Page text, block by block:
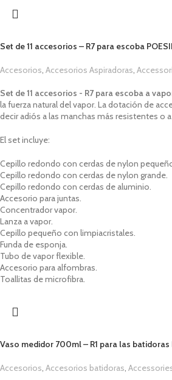
Set de 11 accesorios – R7 para escoba
Accesorios Accesorios Aspiradoras
Set de 11 accesorios - R7 para escoba a
la fuerza natural del vapor. Ladotación de
decir adiós a las manchas más resistentes o a
El set incluye:
Cepillo redondo con cerdas de nylon
Cepillo redondo con cerdas de nylon grande.
Cepillo redondo con cerdas de aluminio.
Accesorio para juntas.
Concentrador vapor.
Lanza a vapor.
Cepillo pequeño con limpiacristales.
Funda de esponja.
Tubo de vapor flexible.
Accesorio para alfombras.
Toallitas de microfibra.
Vaso medidor 700ml – R1 para las batidoras
Accesorios Accesorios batidoras